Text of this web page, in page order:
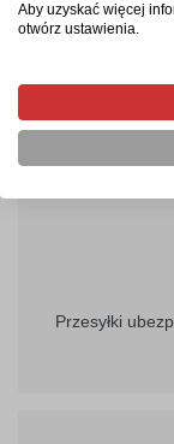
kurierska
Przesyłki
Aby uzyskać więcej
otwórz ustawienia.